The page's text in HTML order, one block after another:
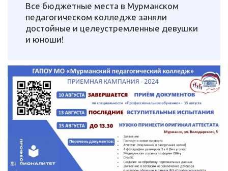
Все бюджетные места в Мурманском
педагогическом колледже заняли
достойные и целеустремленные девушки
и юноши!